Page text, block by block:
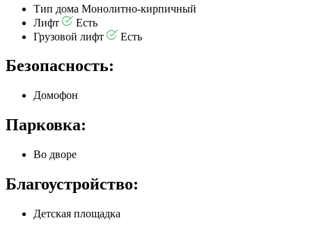
Тип дома Монолитно-кирпичный
Лифт
Есть
Грузовой лифт
Есть
Безопасность:
Домофон
Парковка:
Во дворе
Благоустройство:
Детская площадка